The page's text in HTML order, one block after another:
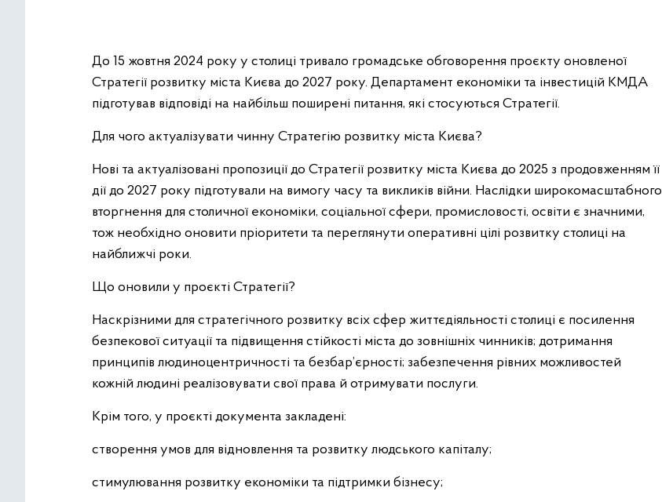
До 15 жовтня 2024 року у столиці тривало громадське обговорення проєкту оновленої
Стратегії розвитку міста Києва до 2027 року. Департамент економіки та інвестицій КМДА
підготував відповіді на найбільш поширені питання, які стосуються Стратегії.
Для чого актуалізувати чинну Стратегію розвитку міста Києва?
Нові та актуалізовані пропозиції до Стратегії розвитку міста Києва до 2025 з продовженням її
дії до 2027 року підготували на вимогу часу та викликів війни. Наслідки широкомасштабного
вторгнення для столичної економіки, соціальної сфери, промисловості, освіти є значними,
тож необхідно оновити пріоритети та переглянути оперативні цілі розвитку столиці на
найближчі роки.
Що оновили у проєкті Стратегії?
Наскрізними для стратегічного розвитку всіх сфер життєдіяльності столиці є посилення
безпекової ситуації та підвищення стійкості міста до зовнішніх чинників; дотримання
принципів людиноцентричності та безбар’єрності; забезпечення рівних можливостей
кожній людині реалізовувати свої права й отримувати послуги.
Крім того, у проєкті документа закладені:
створення умов для відновлення та розвитку людського капіталу;
стимулювання розвитку економіки та підтримки бізнесу;